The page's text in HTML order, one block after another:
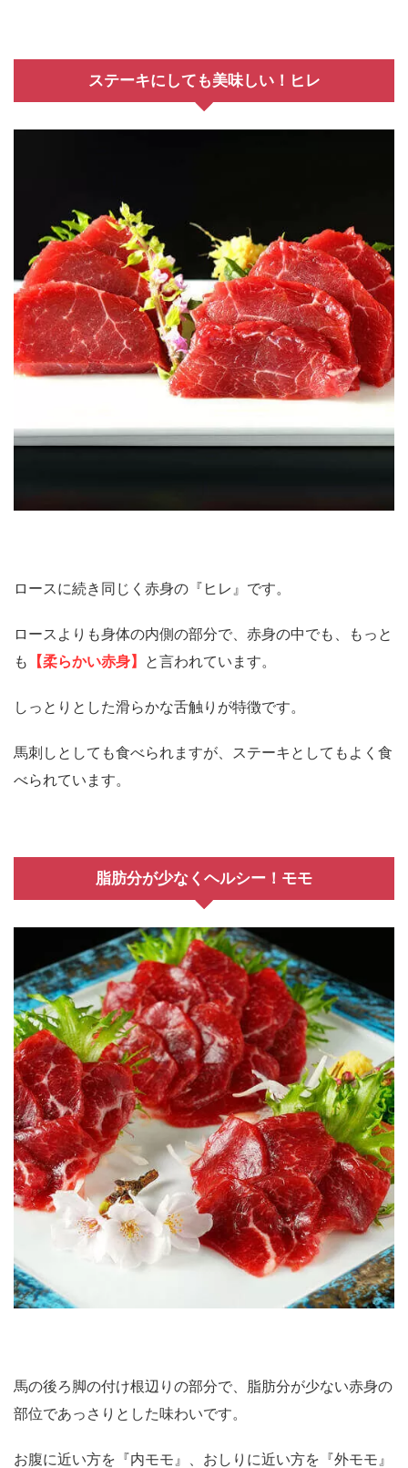
ステーキにしても美味しい！ヒレ
ロースに続き同じく赤身の『ヒレ』です。
ロースよりも身体の内側の部分で、赤身の中でも、もっと
も 【柔らかい赤身】 と言われています。
しっとりとした滑らかな舌触りが特徴です。
馬刺しとしても食べられますが、ステーキとしてもよく食
べられています。
脂肪分が少なくヘルシー！モモ
馬の後ろ脚の付け根辺りの部分で、脂肪分が少ない赤身の
部位であっさりとした味わいです。
お腹に近い方を『内モモ』、おしりに近い方を『外モモ』